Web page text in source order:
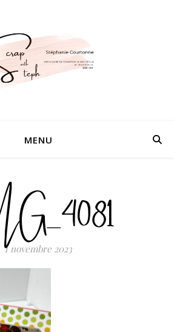
MENU
1 novembre 2023